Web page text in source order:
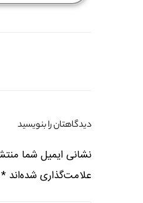
دیدگاهتان را بنویسید
نشانی ایمیل شما
علامت‌گذاری شده‌اند *